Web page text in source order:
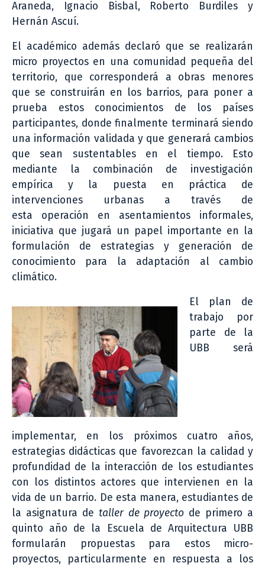
Araneda, Ignacio Bisbal, Roberto Burdiles y
Hernán Ascuí.
El académico además declaró que se realizarán
micro proyectos en una comunidad pequeña del
territorio, que corresponderá a obras menores
que se construirán en los barrios, para poner a
prueba estos conocimientos de los países
participantes, donde finalmente terminará siendo
una información validada y que generará cambios
que sean sustentables en el tiempo. Esto
mediante la combinación de investigación
empírica y la puesta en práctica de
intervenciones urbanas a través de
esta operación en asentamientos informales,
iniciativa que jugará un papel importante en la
formulación de estrategias y generación de
conocimiento para la adaptación al cambio
climático.
El plan de
trabajo por
parte de la
UBB será
implementar, en los próximos cuatro años,
estrategias didácticas que favorezcan la calidad y
profundidad de la interacción de los estudiantes
con los distintos actores que intervienen en la
vida de un barrio. De esta manera, estudiantes de
la asignatura de taller de proyecto de primero a
quinto año de la Escuela de Arquitectura UBB
formularán propuestas para estos micro-
proyectos, particularmente en respuesta a los